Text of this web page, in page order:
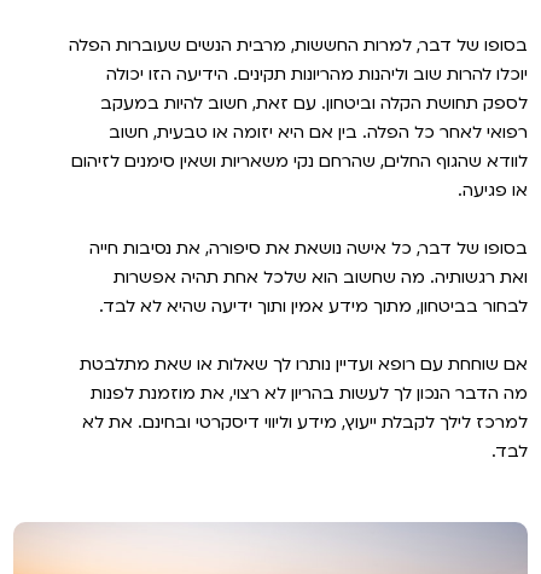
בסופו של דבר, למרות החששות, מרבית הנשים שעוברות הפלה
יוכלו להרות שוב וליהנות מהריונות תקינים. הידיעה הזו יכולה
לספק תחושת הקלה וביטחון. עם זאת, חשוב להיות במעקב
רפואי לאחר כל הפלה. בין אם היא יזומה או טבעית, חשוב
לוודא שהגוף החלים, שהרחם נקי משאריות ושאין סימנים לזיהום
או פגיעה.
בסופו של דבר, כל אישה נושאת את סיפורה, את נסיבות חייה
ואת רגשותיה. מה שחשוב הוא שלכל אחת תהיה אפשרות
לבחור בביטחון, מתוך מידע אמין ותוך ידיעה שהיא לא לבד.
אם שוחחת עם רופא ועדיין נותרו לך שאלות או שאת מתלבטת
מה הדבר הנכון לך לעשות בהריון לא רצוי, את מוזמנת לפנות
למרכז לילך לקבלת ייעוץ, מידע וליווי דיסקרטי ובחינם. את לא
לבד.